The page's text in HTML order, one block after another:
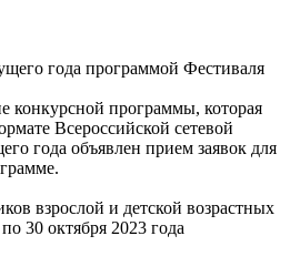
года программой Фестиваля
конкурсной программы, которая
Всероссийской сетевой
года объявлен прием заявок для
взрослой и детской возрастных
30 октября 2023 года